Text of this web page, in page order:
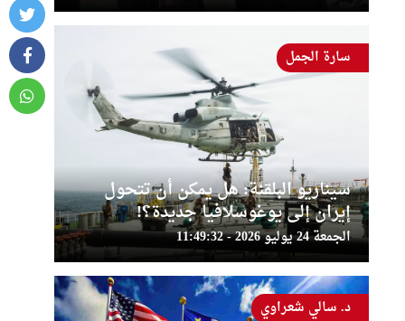
سيناريو البلقنة: هل يمكن أن تتحول
إيران إلى يوغوسلافيا جديدة؟!
الجمعة 24 يوليو 2026 - 11:49:32
سارة الجمل
د. سالي شعراوي